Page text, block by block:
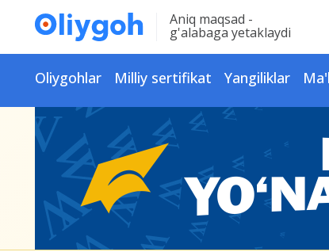
Aniq maqsad -
g'alabaga yetaklaydi
Oliygohlar Milliy sertifikat Yangiliklar